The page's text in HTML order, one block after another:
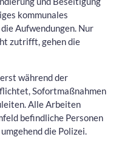
kommunales
Aufwendungen. Nur
zutrifft, gehen die
während der
Sofortmaßnahmen
Alle Arbeiten
befindliche Personen
die Polizei.